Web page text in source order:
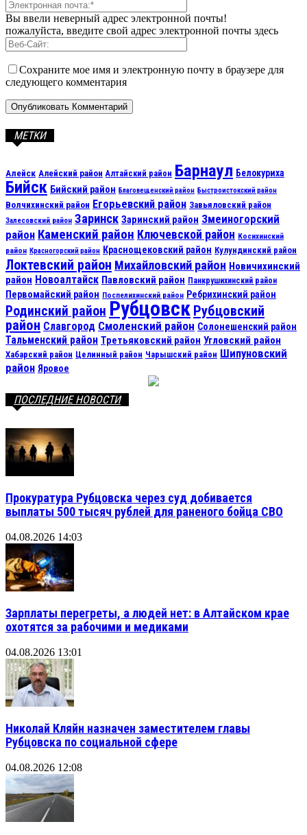
Вы ввели неверный адрес электронной почты!
пожалуйста, введите свой адрес электронной почты здесь
Сохраните мое имя и электронную почту в браузере для
следующего комментария
МЕТКИ
Алейск Алейский район Алтайский район Барнаул Белокуриха
Бийск Бийский район Благовещенский район Быстроистокский район
Волчихинский район Егорьевский район Завьяловский район
Залесовский район Заринск Заринский район Змеиногорский
район Каменский район Ключевской район Косихинский
район Красногорский район Краснощековский район Кулундинский район
Локтевский район Михайловский район Новичихинский
район Новоалтайск Павловский район Панкрушихинский район
Первомайский район Поспелихинский район Ребрихинский район
Родинский район Рубцовск Рубцовский
район Славгород Смоленский район Солонешенский район
Тальменский район Третьяковский район Угловский район
Хабарский район Целинный район Чарышский район Шипуновский
район Яровое
ПОСЛЕДНИЕ НОВОСТИ
Прокуратура Рубцовска через суд добивается
выплаты 500 тысяч рублей для раненого бойца СВО
04.08.2026 14:03
Зарплаты перегреты, а людей нет: в Алтайском крае
охотятся за рабочими и медиками
04.08.2026 13:01
Николай Кляйн назначен заместителем главы
Рубцовска по социальной сфере
04.08.2026 12:08